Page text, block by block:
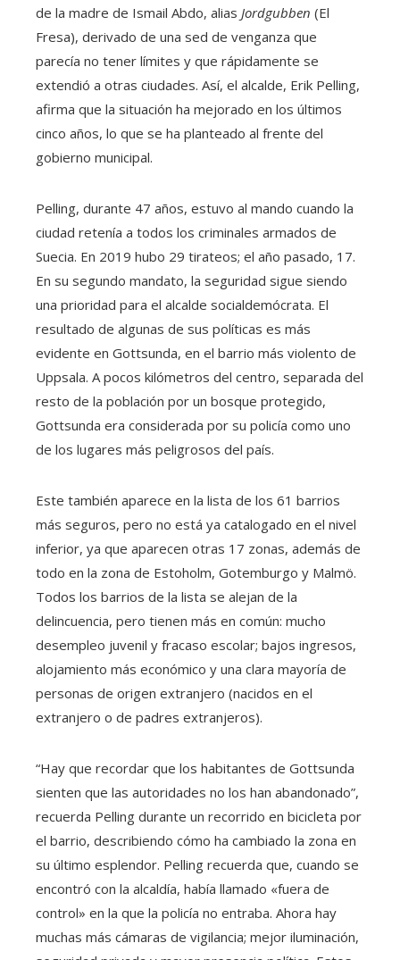
de la madre de Ismail Abdo, alias Jordgubben (El
Fresa), derivado de una sed de venganza que
parecía no tener límites y que rápidamente se
extendió a otras ciudades. Así, el alcalde, Erik Pelling,
afirma que la situación ha mejorado en los últimos
cinco años, lo que se ha planteado al frente del
gobierno municipal.
Pelling, durante 47 años, estuvo al mando cuando la
ciudad retenía a todos los criminales armados de
Suecia. En 2019 hubo 29 tirateos; el año pasado, 17.
En su segundo mandato, la seguridad sigue siendo
una prioridad para el alcalde socialdemócrata. El
resultado de algunas de sus políticas es más
evidente en Gottsunda, en el barrio más violento de
Uppsala. A pocos kilómetros del centro, separada del
resto de la población por un bosque protegido,
Gottsunda era considerada por su policía como uno
de los lugares más peligrosos del país.
Este también aparece en la lista de los 61 barrios
más seguros, pero no está ya catalogado en el nivel
inferior, ya que aparecen otras 17 zonas, además de
todo en la zona de Estoholm, Gotemburgo y Malmö.
Todos los barrios de la lista se alejan de la
delincuencia, pero tienen más en común: mucho
desempleo juvenil y fracaso escolar; bajos ingresos,
alojamiento más económico y una clara mayoría de
personas de origen extranjero (nacidos en el
extranjero o de padres extranjeros).
“Hay que recordar que los habitantes de Gottsunda
sienten que las autoridades no los han abandonado”,
recuerda Pelling durante un recorrido en bicicleta por
el barrio, describiendo cómo ha cambiado la zona en
su último esplendor. Pelling recuerda que, cuando se
encontró con la alcaldía, había llamado «fuera de
control» en la que la policía no entraba. Ahora hay
muchas más cámaras de vigilancia; mejor iluminación,